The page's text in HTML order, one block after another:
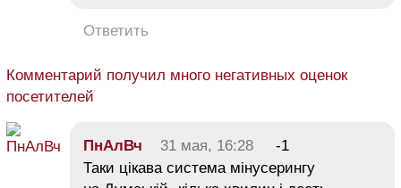
Ответить
Комментарий получил много негативных оценок
посетителей
ПнАлВч 31 мая, 16:28
-1
Таки цікава система мінусерингу